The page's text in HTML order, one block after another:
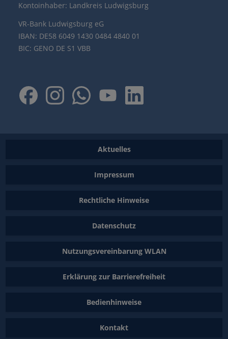
Kontoinhaber: Landkreis Ludwigsburg
VR-Bank Ludwigsburg eG
IBAN: DE58 6049 1430 0484 4840 01
BIC: GENO DE S1 VBB
Aktuelles
Impressum
Rechtliche Hinweise
Datenschutz
Nutzungsvereinbarung WLAN
Erklärung zur Barrierefreiheit
Bedienhinweise
Kontakt